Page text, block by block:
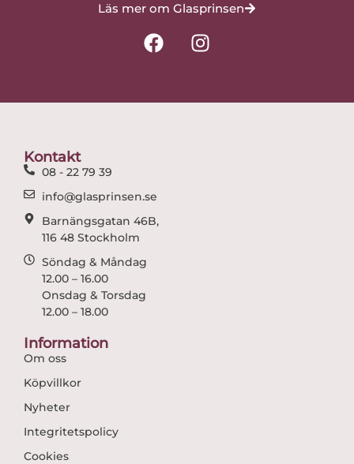
Läs mer om Glasprinsen
F
a
I
n
Kontakt
08 - 22 79 39
info@glasprinsen.se
Barnängsgatan 46B,
116 48 Stockholm
Söndag & Måndag
12.00 – 16.00
Onsdag & Torsdag
12.00 – 18.00
Information
Om oss
Köpvillkor
Nyheter
Integritetspolicy
Cookies